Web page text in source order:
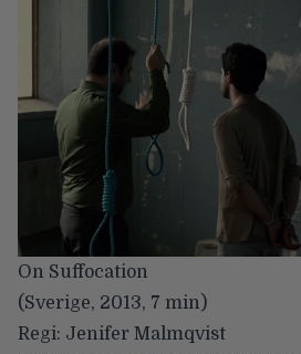
On Suffocation
(Sverige, 2013, 7 min)
Regi: Jenifer Malmqvist